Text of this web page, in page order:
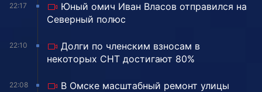
22:17
Юный омич Иван Власов отправился на
Северный полюс
22:10
Долги по членским взносам в
некоторых СНТ достигают 80%
22:08
В Омске масштабный ремонт улицы